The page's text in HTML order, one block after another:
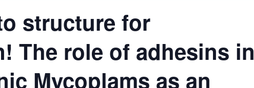
structure for
The role of adhesins in
Mycoplams as an